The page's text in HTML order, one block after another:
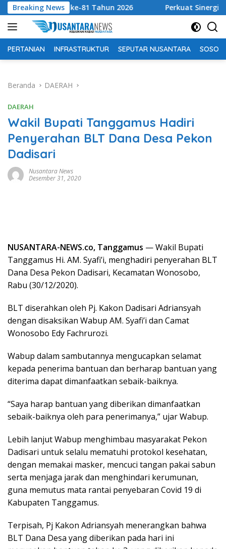
Langsung
ke
konten
Breaking News
ke-81 Tahun 2026 Perkuat Sinergi Tingkatkan
PERTANIAN INFRASTRUKTUR SEPUTAR NUSANTARA SOSOK
Beranda DAERAH
DAERAH
Wakil Bupati Tanggamus Hadiri
Penyerahan BLT Dana Desa Pekon
Dadisari
Nusantara News
Desember 31, 2020
NUSANTARA-NEWS.co, Tanggamus — Wakil Bupati
Tanggamus Hi. AM. Syafi’i, menghadiri penyerahan BLT
Dana Desa Pekon Dadisari, Kecamatan Wonosobo,
Rabu (30/12/2020).
BLT diserahkan oleh Pj. Kakon Dadisari Adriansyah
dengan disaksikan Wabup AM. Syafi’i dan Camat
Wonosobo Edy Fachrurozi.
Wabup dalam sambutannya mengucapkan selamat
kepada penerima bantuan dan berharap bantuan yang
diterima dapat dimanfaatkan sebaik-baiknya.
“Saya harap bantuan yang diberikan dimanfaatkan
sebaik-baiknya oleh para penerimanya,” ujar Wabup.
Lebih lanjut Wabup menghimbau masyarakat Pekon
Dadisari untuk selalu mematuhi protokol kesehatan,
dengan memakai masker, mencuci tangan pakai sabun
serta menjaga jarak dan menghindari kerumunan,
guna memutus mata rantai penyebaran Covid 19 di
Kabupaten Tanggamus.
Terpisah, Pj Kakon Adriansyah menerangkan bahwa
BLT Dana Desa yang diberikan pada hari ini